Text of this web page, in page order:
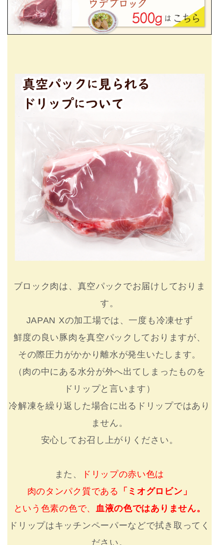
ブロック肉は、真空パックでお届けしておりま
す。
JAPAN Xの加工場では、一度も冷凍せず
鮮度の良い豚肉を真空パックしておりますが、
その際圧力がかかり離水が発生いたします。
（肉の中にある水分が外へ出てしまったものを
ドリップと言います）
冷解凍を繰り返した場合に出るドリップではあり
ません。
安心してお召し上がりください。
また、
ドリップの赤い色は
肉のタンパク質である
「ミオグロビン」
という色素の色で、
血液の色ではありません。
ドリップはキッチンペーパーなどで拭き取ってく
ださい。